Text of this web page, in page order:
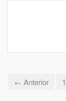
← Anterior 1